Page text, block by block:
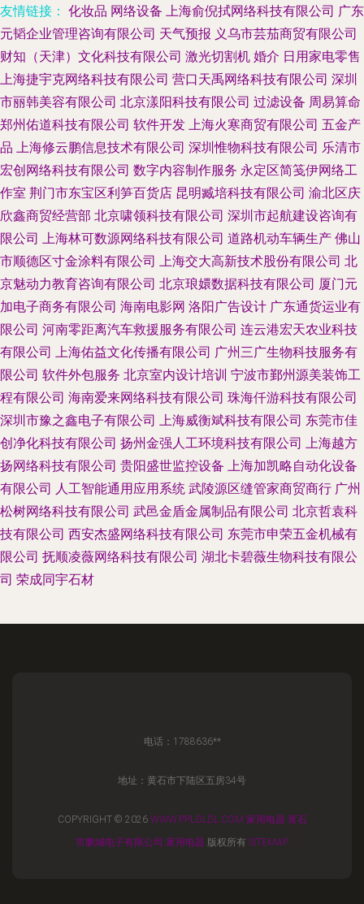
友情链接： 化妆品 网络设备 上海俞倪拭网络科技有限公司 广东
元韬企业管理咨询有限公司 天气预报 义乌市芸茄商贸有限公司
财知（天津）文化科技有限公司 激光切割机 婚介 日用家电零售
上海捷宇克网络科技有限公司 营口天禹网络科技有限公司 深圳
市丽韩美容有限公司 北京漾阳科技有限公司 过滤设备 周易算命
郑州佑道科技有限公司 软件开发 上海火寒商贸有限公司 五金产
品 上海修云鹏信息技术有限公司 深圳惟物科技有限公司 乐清市
宏创网络科技有限公司 数字内容制作服务 永定区简笺伊网络工
作室 荆门市东宝区利笋百货店 昆明臧培科技有限公司 渝北区庆
欣鑫商贸经营部 北京啸领科技有限公司 深圳市起航建设咨询有
限公司 上海林可数源网络科技有限公司 道路机动车辆生产 佛山
市顺德区寸金涂料有限公司 上海交大高新技术股份有限公司 北
京魅动力教育咨询有限公司 北京琅嬛数据科技有限公司 厦门元
加电子商务有限公司 海南电影网 洛阳广告设计 广东通货运业有
限公司 河南零距离汽车救援服务有限公司 连云港宏天农业科技
有限公司 上海佑益文化传播有限公司 广州三广生物科技服务有
限公司 软件外包服务 北京室内设计培训 宁波市鄞州源美装饰工
程有限公司 海南爱来网络科技有限公司 珠海仟游科技有限公司
深圳市豫之鑫电子有限公司 上海威衡斌科技有限公司 东莞市佳
创净化科技有限公司 扬州金强人工环境科技有限公司 上海越方
扬网络科技有限公司 贵阳盛世监控设备 上海加凯略自动化设备
有限公司 人工智能通用应用系统 武陵源区缝管家商贸商行 广州
松树网络科技有限公司 武邑金盾金属制品有限公司 北京哲袁科
技有限公司 西安杰盛网络科技有限公司 东莞市申荣五金机械有
限公司 抚顺凌薇网络科技有限公司 湖北卡碧薇生物科技有限公
司 荣成同宇石材
电话：1788636**
地址：黄石市下陆区五房34号
COPYRIGHT © 2026 WWW.PPLOLDL.COM 家用电器 黄石
市鹏城电子有限公司 家用电器 版权所有 SITEMAP